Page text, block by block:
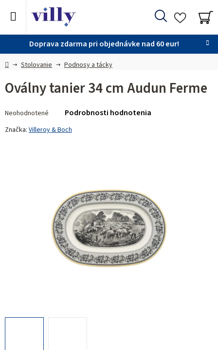
Doprava zdarma pri objednávke nad 60 eur!
Hľadať
DomovStolovanie Podnosy a tácky
Oválny tanier 34 cm Audun Ferme
hodnotenie
produktu
Neohodnotené Podrobnosti hodnotenia
Značka: Villeroy & Boch